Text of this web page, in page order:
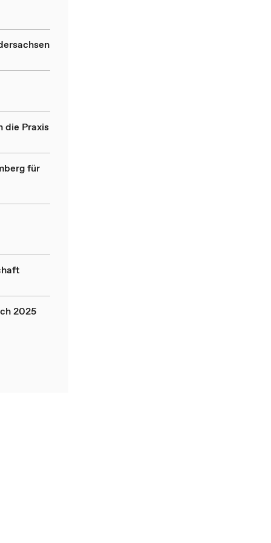
die Praxis
für
2025